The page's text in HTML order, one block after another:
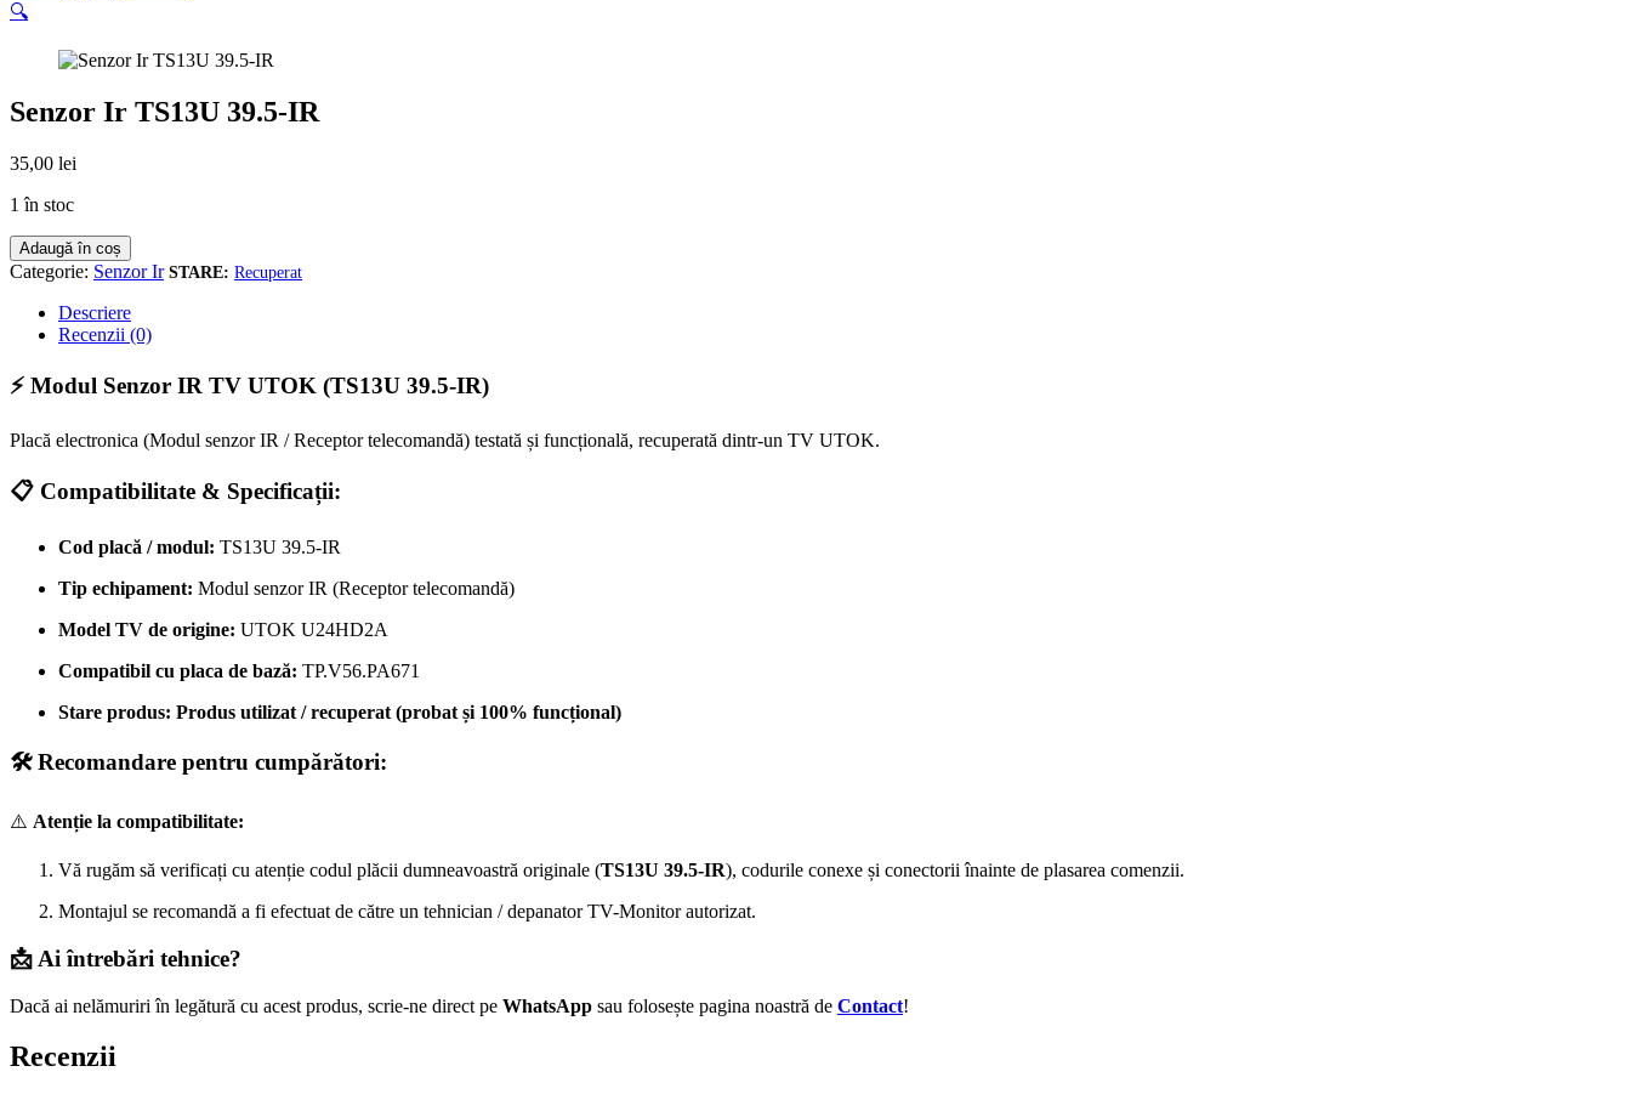
🔍
Senzor Ir TS13U 39.5-IR
35,00 lei
1 în stoc
Cantitate
Senzor
TS13U
39.5-
Adaugă în coș
Categorie: Senzor Ir Recuperat
Descriere
Recenzii (0)
⚡ Modul Senzor IR TV UTOK (TS13U 39.5-IR)
Placă electronica (Modul senzor IR / Receptor telecomandă) testată și funcțională, recuperată dintr-un TV UTOK.
📋 Compatibilitate & Specificații:
Cod placă / modul: TS13U 39.5-IR
Tip echipament: Modul senzor IR (Receptor telecomandă)
Model TV de origine: UTOK U24HD2A
Compatibil cu placa de bază: TP.V56.PA671
Stare produs: Produs utilizat / recuperat (probat și 100% funcțional)
🛠️ Recomandare pentru cumpărători:
⚠️ Atenție la compatibilitate:
Vă rugăm să verificați cu atenție codul plăcii dumneavoastră originale (TS13U 39.5-IR), codurile conexe și conectorii înainte de plasarea comenzii.
Montajul se recomandă a fi efectuat de către un tehnician / depanator TV-Monitor autorizat.
📩 Ai întrebări tehnice?
Dacă ai nelămuriri în legătură cu acest produs, scrie-ne direct pe WhatsApp sau folosește pagina noastră de Contact!
Recenzii